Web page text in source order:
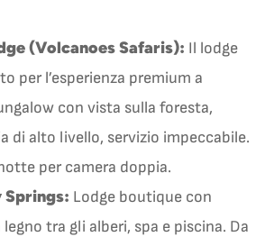
(Volcanoes Safaris): Il lodge
per l’esperienza premium a
con vista sulla foresta,
di alto livello, servizio impeccabile.
per camera doppia.
Springs: Lodge boutique con
tra gli alberi, spa e piscina. Da